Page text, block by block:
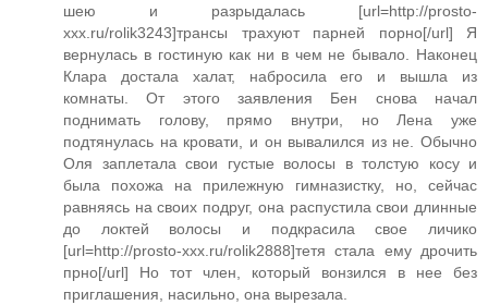
шею и разрыдалась [url=http://prosto-
xxx.ru/rolik3243]трансы трахуют парней порно[/url] Я
вернулась в гостиную как ни в чем не бывало. Наконец
Клара достала халат, набросила его и вышла из
комнаты. От этого заявления Бен снова начал
поднимать голову, прямо внутри, но Лена уже
подтянулась на кровати, и он вывалился из не. Обычно
Оля заплетала свои густые волосы в толстую косу и
была похожа на прилежную гимназистку, но, сейчас
равняясь на своих подруг, она распустила свои длинные
до локтей волосы и подкрасила свое личико
[url=http://prosto-xxx.ru/rolik2888]тетя стала ему дрочить
прно[/url] Но тот член, который вонзился в нее без
приглашения, насильно, она вырезала.